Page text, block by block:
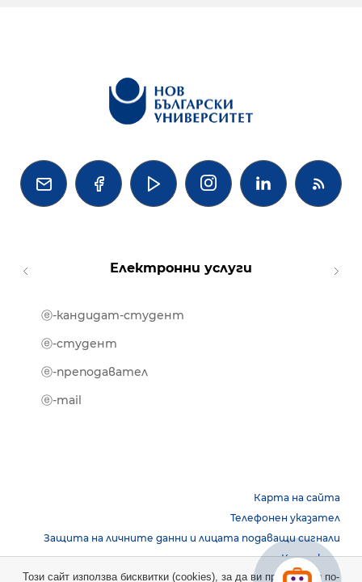
   
Електронни услуги
ⓔ-кандидат-студент
ⓔ-студент
ⓔ-преподавател
ⓔ-mail
Карта на сайта
Телефонен указател
Защита на личните данни и лицата подаващи сигнали
Контакти
Този сайт използва бисквитки (cookies), за да ви предостави по-